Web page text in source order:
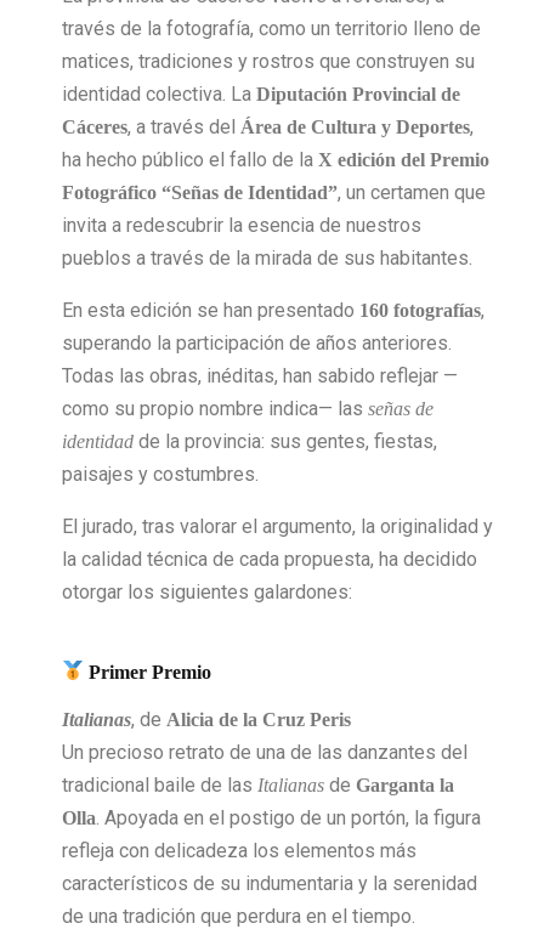
través de la fotografía, como un territorio lleno de
matices, tradiciones y rostros que construyen su
identidad colectiva. La Diputación Provincial de
Cáceres, a través del Área de Cultura y Deportes,
ha hecho público el fallo de la X edición del Premio
Fotográfico “Señas de Identidad”, un certamen que
invita a redescubrir la esencia de nuestros
pueblos a través de la mirada de sus habitantes.
En esta edición se han presentado 160 fotografías,
superando la participación de años anteriores.
Todas las obras, inéditas, han sabido reflejar —
como su propio nombre indica— las señas de
identidad de la provincia: sus gentes, fiestas,
paisajes y costumbres.
El jurado, tras valorar el argumento, la originalidad y
la calidad técnica de cada propuesta, ha decidido
otorgar los siguientes galardones:
Primer Premio
Italianas, de Alicia de la Cruz Peris
Un precioso retrato de una de las danzantes del
tradicional baile de las Italianas de Garganta la
Olla . Apoyada en el postigo de un portón, la figura
refleja con delicadeza los elementos más
característicos de su indumentaria y la serenidad
de una tradición que perdura en el tiempo.